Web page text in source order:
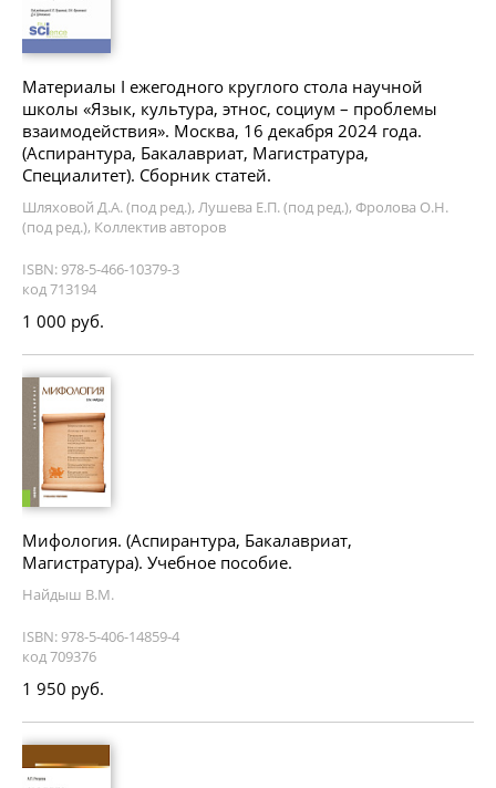
Материалы I ежегодного круглого стола научной
школы «Язык, культура, этнос, социум – проблемы
взаимодействия». Москва, 16 декабря 2024 года.
(Аспирантура, Бакалавриат, Магистратура,
Специалитет). Сборник статей.
Шляховой Д.А. (под ред.), Лушева Е.П. (под ред.), Фролова О.Н.
(под ред.), Коллектив авторов
ISBN: 978-5-466-10379-3
код 713194
1 000 руб.
Мифология. (Аспирантура, Бакалавриат,
Магистратура). Учебное пособие.
Найдыш В.М.
ISBN: 978-5-406-14859-4
код 709376
1 950 руб.